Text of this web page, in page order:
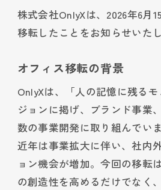
株式会社OnlyXは、2026年6月
移転したことをお知らせいたし
オフィス移転の背景
OnlyXは、「人の記憶に残る
ジョンに掲げ、ブランド事業
数の事業開発に取り組んでいま
近年は事業拡大に伴い、社内
ョン機会が増加。今回の移転
の創造性を高めるだけでなく